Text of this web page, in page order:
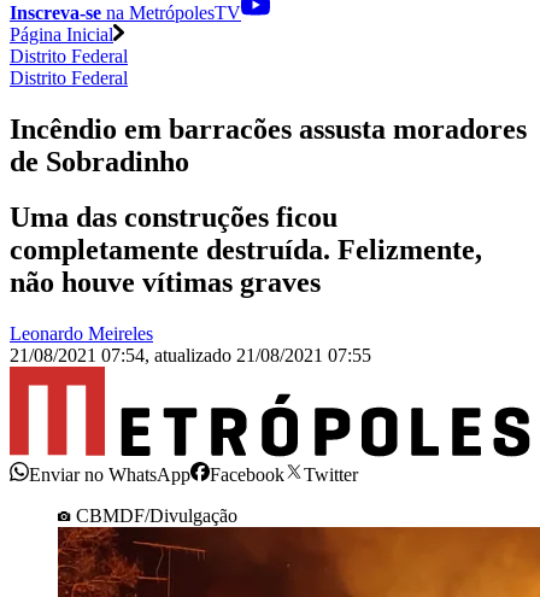
Inscreva-se na MetrópolesTV
Página Inicial
Distrito Federal
Distrito Federal
Incêndio em barracões assusta moradores
de Sobradinho
Uma das construções ficou
completamente destruída. Felizmente,
não houve vítimas graves
Leonardo Meireles
21/08/2021 07:54, atualizado 21/08/2021 07:55
Enviar no WhatsApp Facebook
Twitter
CBMDF/Divulgação